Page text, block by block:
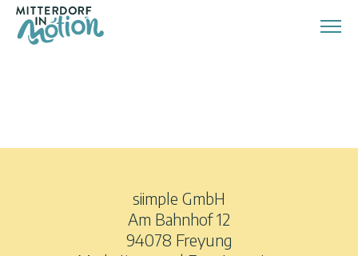
siimple GmbH
Am Bahnhof 12
94078 Freyung